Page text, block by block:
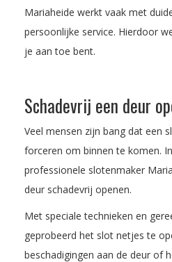
Mariaheide werkt vaak met
persoonlijke service. Hierdoor
je aan toe bent.
Schadevrij een deur
Veel mensen zijn bang dat een
forceren om binnen te komen.
professionele slotenmaker
deur schadevrij openen.
Met speciale technieken en
geprobeerd het slot netjes te
beschadigingen aan de deur of